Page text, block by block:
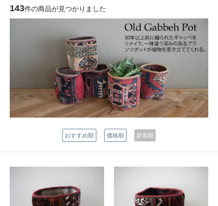
143件の商品が見つかりました
おすすめ順 価格順 新着順